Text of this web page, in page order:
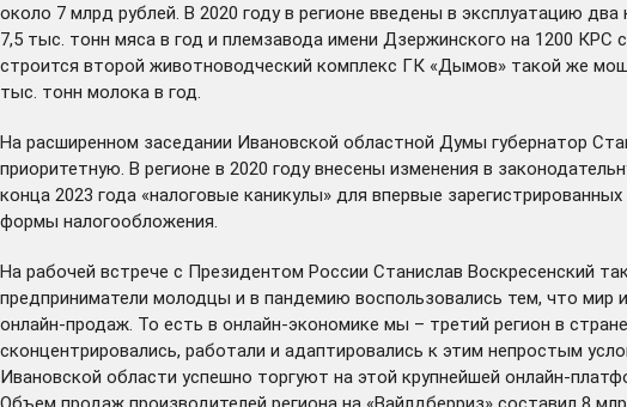
около 7 млрд рублей. В 2020 году в регионе введены в эксплуатацию
7,5 тыс. тонн мяса в год и племзавода имени Дзержинского на 1200
строится второй животноводческий комплекс ГК «Дымов» такой же
тыс. тонн молока в год.
На расширенном заседании Ивановской областной Думы губернатор
приоритетную. В регионе в 2020 году внесены изменения в
конца 2023 года «налоговые каникулы» для впервые
формы налогообложения.
На рабочей встрече с Президентом России Станислав Воскресенский
предприниматели молодцы и в пандемию воспользовались тем, что мир
онлайн-продаж. То есть в онлайн-экономике мы – третий регион в
сконцентрировались, работали и адаптировались к этим непростым
Ивановской области успешно торгуют на этой крупнейшей онлайн-